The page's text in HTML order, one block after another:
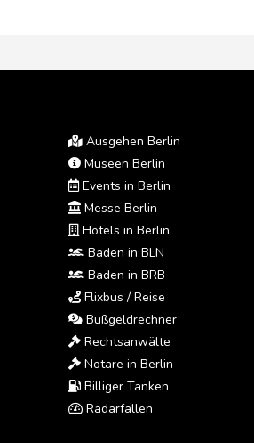
Ausgehen Berlin
Museen Berlin
Events in Berlin
Messe Berlin
Hotels in Berlin
Baden in BLN
Baden in BRB
Flixbus / Reise
Bußgeldrechner
Rechtsanwälte
Notare in Berlin
Billiger Tanken
Radarfallen